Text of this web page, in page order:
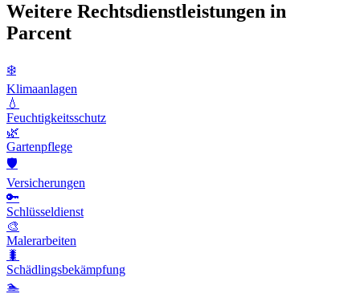
Weitere Rechtsdienstleistungen in
Parcent
❄️
Klimaanlagen
💧
Feuchtigkeitsschutz
🌿
Gartenpflege
🛡️
Versicherungen
🔑
Schlüsseldienst
🎨
Malerarbeiten
🐛
Schädlingsbekämpfung
🏊